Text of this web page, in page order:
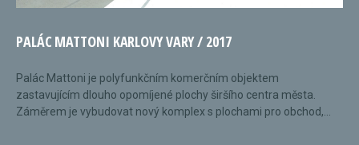
PALÁC MATTONI KARLOVY VARY / 2017
Palác Mattoni je polyfunkčním komerčním objektem
zastavujícím dlouho opomíjené plochy širšího centra města.
Záměrem je vybudovat nový komplex s plochami pro obchod,...